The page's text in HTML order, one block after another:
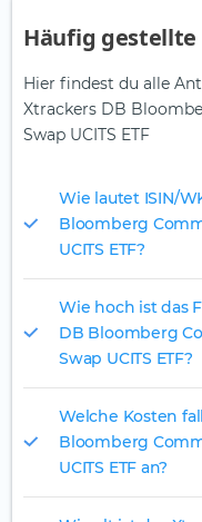
Häufig gestellte
Hier findest du alle
Xtrackers DB
Swap UCITS ETF
Wie lautet ISIN/
Bloomberg
UCITS ETF?
Wie hoch ist das
DB Bloomberg
Swap UCITS ETF?
Welche Kosten
Bloomberg
UCITS ETF an?